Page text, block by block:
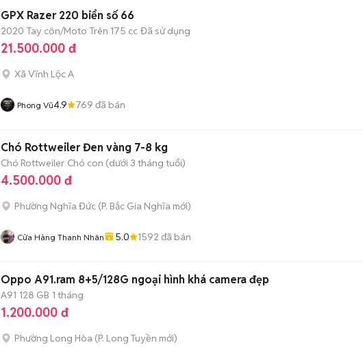
GPX Razer 220 biển số 66
2020 Tay côn/Moto Trên 175 cc Đã sử dụng
21.500.000 đ
Xã Vĩnh Lộc A
Phong Vũ4.9 769 đã bán
Chó Rottweiler Đen vàng 7-8 kg
Chó Rottweiler Chó con (dưới 3 tháng tuổi)
4.500.000 đ
Phường Nghĩa Đức (P. Bắc Gia Nghĩa mới)
Cửa Hàng Thanh Nhân 5.0 1592 đã bán
Oppo A91.ram 8+5/128G ngoại hình khá camera đẹp
A91 128 GB 1 tháng
1.200.000 đ
Phường Long Hòa (P. Long Tuyền mới)